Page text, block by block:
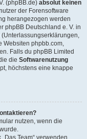
(phpBB.de) absolut keinen
der Forensoftware
herangezogen werden
phpBB Deutschland e. V. in
Websiten phpbb.com,
Falls du phpBB Limited
die Softwarenutzung
höchstens eine knappe
nutzen, wenn die
Team“ verwenden.